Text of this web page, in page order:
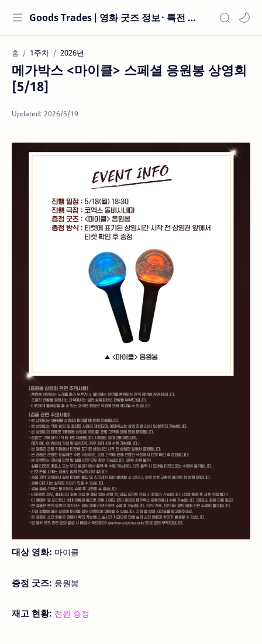
Goods Trades | 영화 굿즈 정보 · 특전 현황
홈 1주차 2026년
메가박스 <마이클> 스페셜 응원봉 상영회
[5/18]
대상 영화: 마이클
증정 굿즈: 응원봉
재고 현황: 전원 증정